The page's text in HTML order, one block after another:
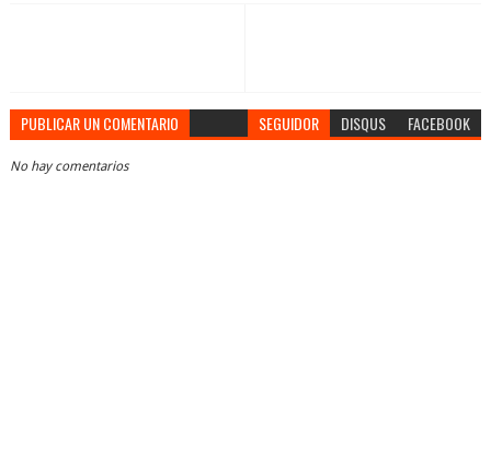
PUBLICAR UN COMENTARIO SEGUIDOR DISQUS FACEBOOK
No hay comentarios